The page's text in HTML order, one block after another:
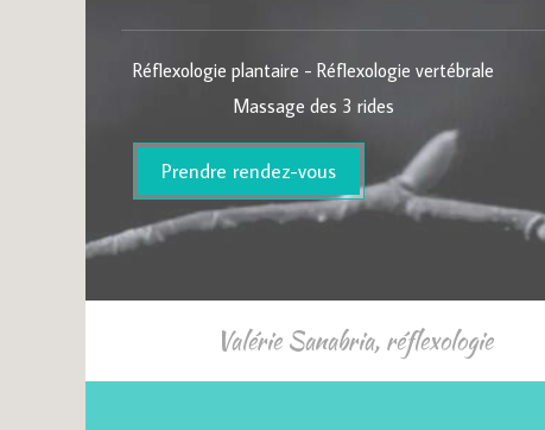
Réflexologie plantaire - Réflexologie vertébrale
Massage des 3 rides
Prendre rendez-vous
Valérie Sanabria, réflexologie